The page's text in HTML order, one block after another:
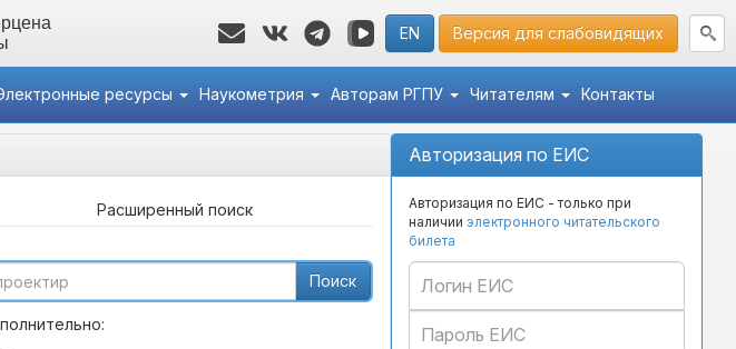
EN Версия для слабовидящих
ресурсы Наукометрия Авторам РГПУ Читателям Контакты
Авторизация по ЕИС
Авторизация по ЕИС - только при
наличии электронного читательского
билета
Расширенный поиск
Поиск